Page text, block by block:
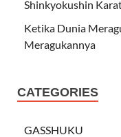
Shinkyokushin
Ketika Dunia
Meragukannya
CATEGORIES
GASSHUKU